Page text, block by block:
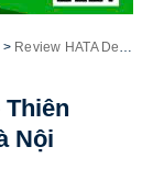
> Review HATA Dessert Cafe – Thiên Đường Bingsu Giữa Lòng Hà Nội
Thiên
Nội